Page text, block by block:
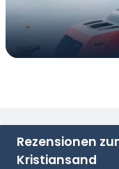
Rezensionen
Kristiansand